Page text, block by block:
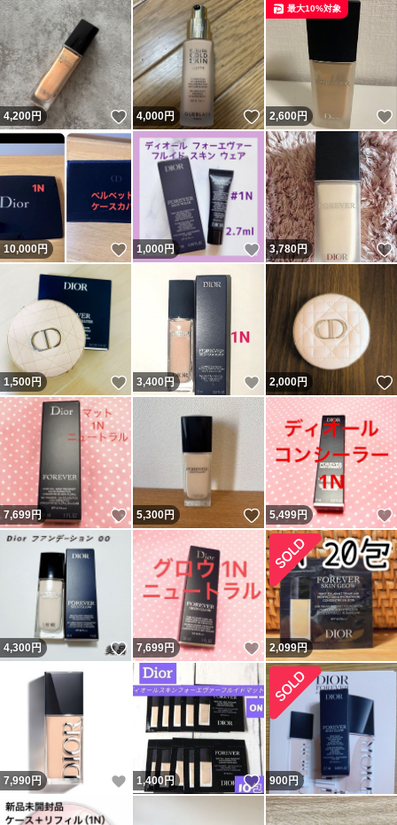
4,200円 いいね！
4,000円 いいね！
2,600円
最大10%対象
10,000円 いいね！
1,000円 いいね！
3,780円
1,500円 いいね！
3,400 円 いいね！
2,000円
7,699円 いいね！
5,300円 いいね！
5,499円
4,300円 いいね！
7,699円 いいね！
2,099円
7,990円 いいね！
1,400円 いいね！
900円